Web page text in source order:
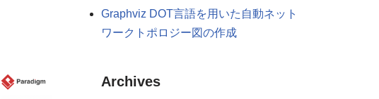
Graphviz DOT言語を用いた自動ネット
ワークトポロジー図の作成
Archives